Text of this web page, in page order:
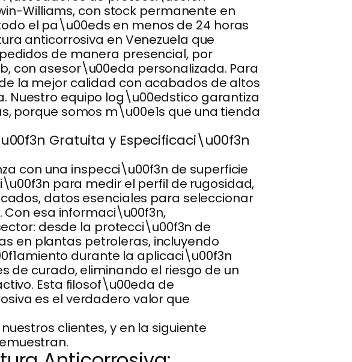
Williams, con stock permanente en
el pa\u00eds en menos de 24 horas
anticorrosiva en Venezuela que
de manera presencial, por
con asesor\u00eda personalizada. Para
la mejor calidad con acabados de altos
Nuestro equipo log\u00edstico garantiza
porque somos m\u00e1s que una tienda
Gratuita y Especificaci\u00f3n
con una inspecci\u00f3n de superficie
para medir el perfil de rugosidad,
datos esenciales para seleccionar
esa informaci\u00f3n,
desde la protecci\u00f3n de
en plantas petroleras, incluyendo
durante la aplicaci\u00f3n
de curado, eliminando el riesgo de un
Esta filosof\u00eda de
es el verdadero valor que
clientes, y en la siguiente